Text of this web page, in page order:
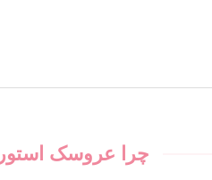
چرا عروسک استور